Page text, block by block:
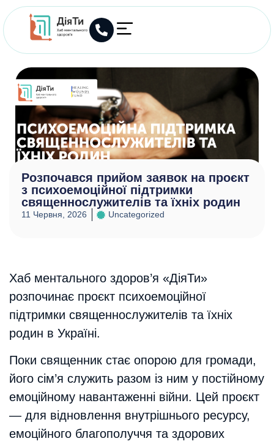
Розпочався прийом заявок на проєкт
з психоемоційної підтримки
священнослужителів та їхніх родин
11 Червня, 2026 Uncategorized
Хаб ментального здоров’я «ДіяТи»
розпочинає проєкт психоемоційної
підтримки священнослужителів та їхніх
родин в Україні.
Поки священник стає опорою для громади,
його сім’я служить разом із ним у постійному
емоційному навантаженні війни. Цей проєкт
— для відновлення внутрішнього ресурсу,
емоційного благополуччя та здорових